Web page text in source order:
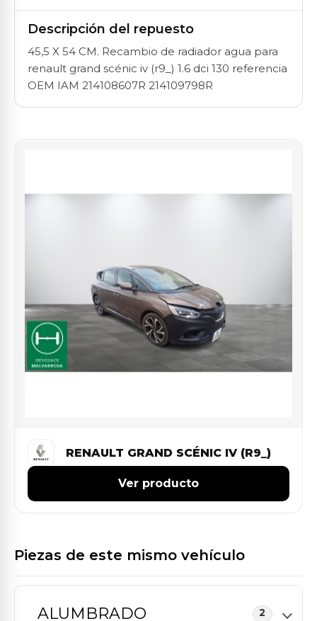
Descripción del repuesto
45,5 X 54 CM. Recambio de radiador agua para
renault grand scénic iv (r9_) 1.6 dci 130 referencia
OEM IAM 214108607R 214109798R
RENAULT GRAND SCÉNIC IV (R9_)
Ver producto
Piezas de este mismo vehículo
ALUMBRADO 2